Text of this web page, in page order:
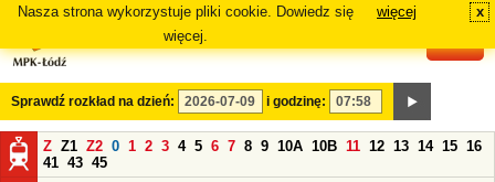
Nasza strona wykorzystuje pliki cookie. Dowiedz się
więcej.
więcej x
Sprawdź rozkład na dzień: i godzinę:
Z Z1 Z2 0 1 2 3 4 5 6 7 8 9 10A 10B 11 12 13 14 15 16
41 43 45